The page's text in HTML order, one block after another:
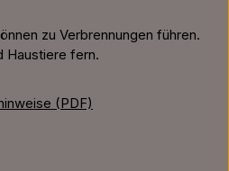
zu Verbrennungen führen.
Haustiere fern.
(PDF)